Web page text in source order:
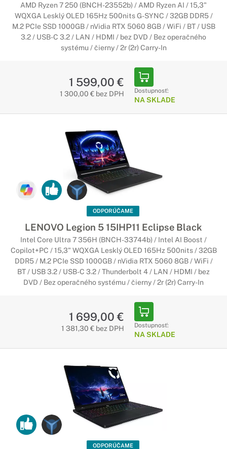
AMD Ryzen 7 250 (BNCH-23552b) / AMD Ryzen AI / 15,3"
WQXGA Lesklý OLED 165Hz 500nits G-SYNC / 32GB DDR5 /
M.2 PCIe SSD 1000GB / nVidia RTX 5060 8GB / WiFi / BT / USB
3.2 / USB-C 3.2 / LAN / HDMI / bez DVD / Bez operačného
systému / čierny / 2r (2r) Carry-In
1 599,00 €
1 300,00 € bez DPH Dostupnosť:
NA SKLADE
ODPORÚČAME
LENOVO Legion 5 15IHP11 Eclipse Black
Intel Core Ultra 7 356H (BNCH-33744b) / Intel AI Boost /
Copilot+PC / 15,3" WQXGA Lesklý OLED 165Hz 500nits / 32GB
DDR5 / M.2 PCIe SSD 1000GB / nVidia RTX 5060 8GB / WiFi /
BT / USB 3.2 / USB-C 3.2 / Thunderbolt 4 / LAN / HDMI / bez
DVD / Bez operačného systému / čierny / 2r (2r) Carry-In
1 699,00 €
1 381,30 € bez DPH Dostupnosť:
NA SKLADE
ODPORÚČAME